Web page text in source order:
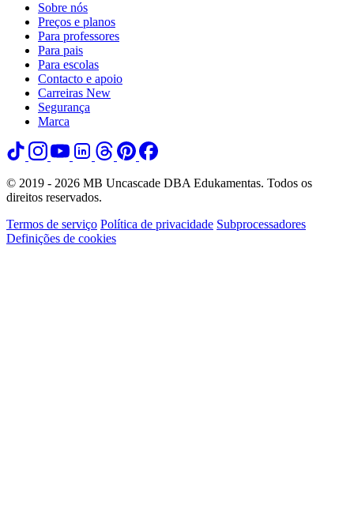
Sobre nós
Preços e planos
Para professores
Para pais
Para escolas
Contacto e apoio
Carreiras New
Segurança
Marca
© 2019 - 2026 MB Uncascade DBA Edukamentas. Todos os
direitos reservados.
Termos de serviço Política de privacidade Subprocessadores
Definições de cookies